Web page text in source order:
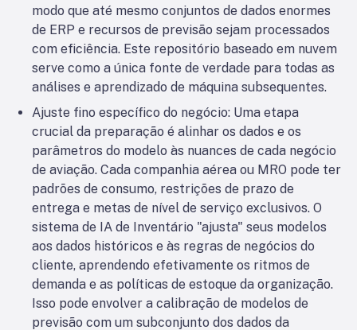
modo que até mesmo conjuntos de dados enormes
de ERP e recursos de previsão sejam processados
com eficiência. Este repositório baseado em nuvem
serve como a única fonte de verdade para todas as
análises e aprendizado de máquina subsequentes.
Ajuste fino específico do negócio: Uma etapa
crucial da preparação é alinhar os dados e os
parâmetros do modelo às nuances de cada negócio
de aviação. Cada companhia aérea ou MRO pode ter
padrões de consumo, restrições de prazo de
entrega e metas de nível de serviço exclusivos. O
sistema de IA de Inventário "ajusta" seus modelos
aos dados históricos e às regras de negócios do
cliente, aprendendo efetivamente os ritmos de
demanda e as políticas de estoque da organização.
Isso pode envolver a calibração de modelos de
previsão com um subconjunto dos dados da